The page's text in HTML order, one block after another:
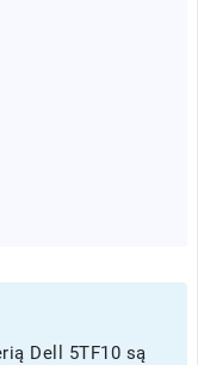
Dell 5TF10 są